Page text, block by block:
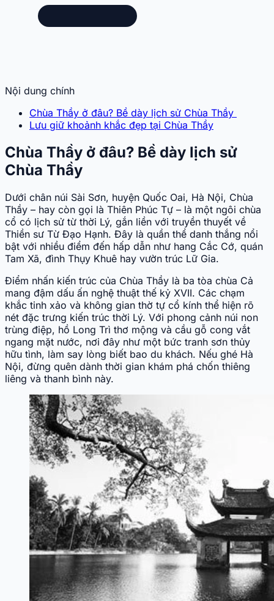
Nội dung chính
Chùa Thầy ở đâu? Bề dày lịch sử Chùa Thầy
Lưu giữ khoảnh khắc đẹp tại Chùa Thầy
Chùa Thầy ở đâu? Bề dày lịch sử
Chùa Thầy
Dưới chân núi Sài Sơn, huyện Quốc Oai, Hà Nội, Chùa
Thầy – hay còn gọi là Thiên Phúc Tự – là một ngôi chùa
cổ có lịch sử từ thời Lý, gắn liền với truyền thuyết về
Thiền sư Từ Đạo Hạnh. Đây là quần thể danh thắng nổi
bật với nhiều điểm đến hấp dẫn như hang Cắc Cớ, quán
Tam Xã, đình Thụy Khuê hay vườn trúc Lữ Gia.
Điểm nhấn kiến trúc của Chùa Thầy là ba tòa chùa Cả
mang đậm dấu ấn nghệ thuật thế kỷ XVII. Các chạm
khắc tinh xảo và không gian thờ tự cổ kính thể hiện rõ
nét đặc trưng kiến trúc thời Lý. Với phong cảnh núi non
trùng điệp, hồ Long Trì thơ mộng và cầu gỗ cong vắt
ngang mặt nước, nơi đây như một bức tranh sơn thủy
hữu tình, làm say lòng biết bao du khách. Nếu ghé Hà
Nội, đừng quên dành thời gian khám phá chốn thiêng
liêng và thanh bình này.